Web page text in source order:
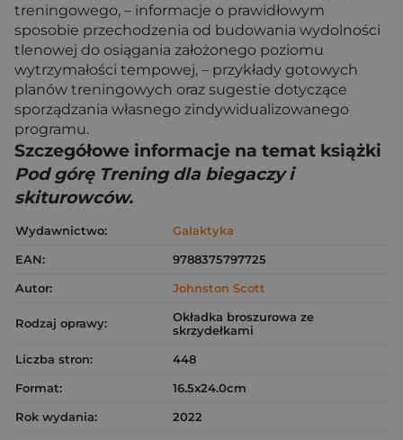
treningowego, – informacje o prawidłowym
sposobie przechodzenia od budowania wydolności
tlenowej do osiągania założonego poziomu
wytrzymałości tempowej, – przykłady gotowych
planów treningowych oraz sugestie dotyczące
sporządzania własnego zindywidualizowanego
programu.
Szczegółowe informacje na temat książki
Pod górę Trening dla biegaczy i
skiturowców.
Wydawnictwo:
Galaktyka
EAN:
9788375797725
Autor:
Johnston Scott
Rodzaj oprawy:
Okładka broszurowa ze
skrzydełkami
Liczba stron:
448
Format:
16.5x24.0cm
Rok wydania:
2022